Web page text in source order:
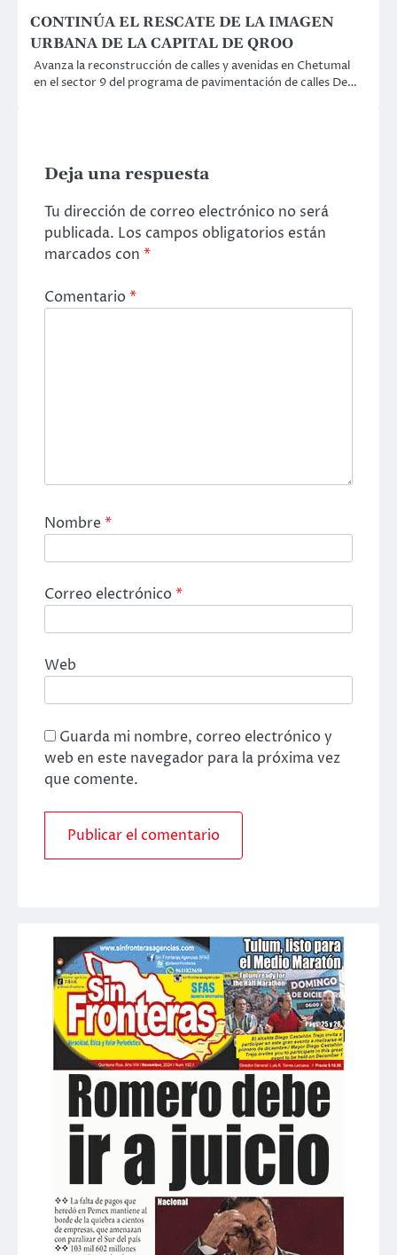
CONTINÚA EL RESCATE DE LA IMAGEN
URBANA DE LA CAPITAL DE QROO
Avanza la reconstrucción de calles y avenidas en Chetumal
en el sector 9 del programa de pavimentación de calles De…
Deja una respuesta
Tu dirección de correo electrónico no será
publicada. Los campos obligatorios están
marcados con *
Comentario*
Nombre*
Correo electrónico*
Web
Guarda mi nombre, correo electrónico y
web en este navegador para la próxima vez
que comente.